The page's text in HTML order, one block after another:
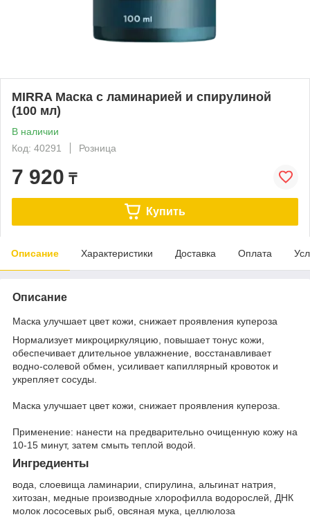
MIRRA Маска с ламинарией и спирулиной
(100 мл)
В наличии
Код: 40291
Розница
7 920 ₸
Купить
Описание Характеристики Доставка Оплата
Описание
Маска улучшает цвет кожи, снижает проявления купероза
Нормализует микроциркуляцию, повышает тонус кожи,
обеспечивает длительное увлажнение, восстанавливает
водно-солевой обмен, усиливает капиллярный кровоток и
укрепляет сосуды.
Маска улучшает цвет кожи, снижает проявления купероза.
Применение: нанести на предварительно очищенную кожу на
10-15 минут, затем смыть теплой водой.
Ингредиенты
вода, слоевища ламинарии, спирулина, альгинат натрия,
хитозан, медные производные хлорофилла водорослей, ДНК
молок лососевых рыб, овсяная мука, целлюлоза